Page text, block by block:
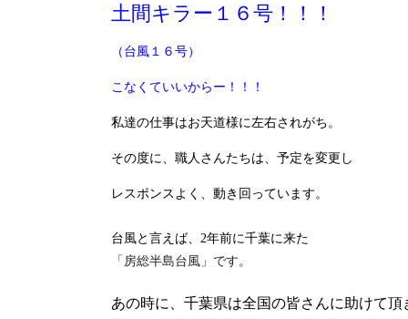
土間キラー１６号！！！
（台風１６号）
こなくていいからー！！！
私達の仕事はお天道様に左右されがち。
その度に、職人さんたちは、予定を変更し
レスポンスよく、動き回っています。
台風と言えば、2年前に千葉に来た
「房総半島台風」です。
あの時に、千葉県は全国の皆さんに助けて頂